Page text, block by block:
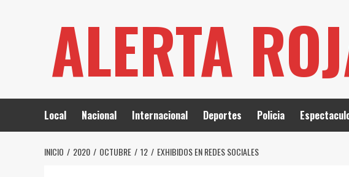
ALERTA
Local Nacional Internacional Deportes Policia
INICIO 2020 OCTUBRE 12 EXHIBIDOS EN REDES SOCIALES